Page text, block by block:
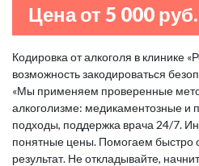
Цена от 5 000 руб.
Кодировка от алкоголя в клинике
возможность закодироваться
«Мы применяем проверенные
алкоголизме: медикаментозные и
подходы, поддержка врача 24/7.
понятные цены. Помогаем быстро
результат. Не откладывайте,